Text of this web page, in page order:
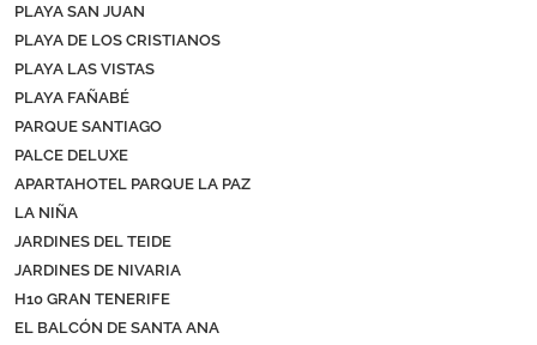
PLAYA SAN JUAN
PLAYA DE LOS CRISTIANOS
PLAYA LAS VISTAS
PLAYA FAÑABÉ
PARQUE SANTIAGO
PALCE DELUXE
APARTAHOTEL PARQUE LA PAZ
LA NIÑA
JARDINES DEL TEIDE
JARDINES DE NIVARIA
H10 GRAN TENERIFE
EL BALCÓN DE SANTA ANA